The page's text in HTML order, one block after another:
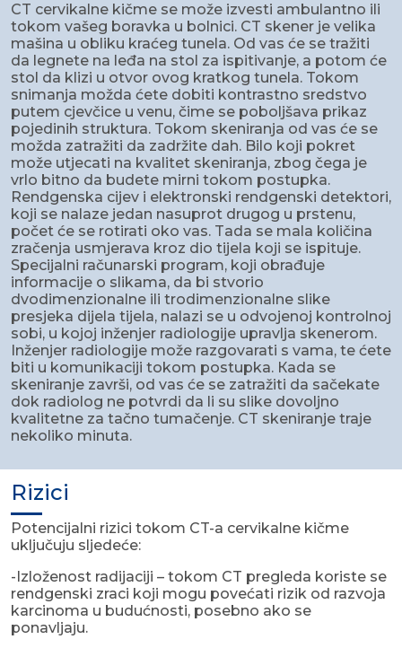
CT cervikalne kičme se može izvesti ambulantno ili
tokom vašeg boravka u bolnici. CT skener je velika
mašina u obliku kraćeg tunela. Od vas će se tražiti
da legnete na leđa na stol za ispitivanje, a potom će
stol da klizi u otvor ovog kratkog tunela. Tokom
snimanja možda ćete dobiti kontrastno sredstvo
putem cjevčice u venu, čime se poboljšava prikaz
pojedinih struktura. Tokom skeniranja od vas će se
možda zatražiti da zadržite dah. Bilo koji pokret
može utjecati na kvalitet skeniranja, zbog čega je
vrlo bitno da budete mirni tokom postupka.
Rendgenska cijev i elektronski rendgenski detektori,
koji se nalaze jedan nasuprot drugog u prstenu,
počet će se rotirati oko vas. Tada se mala količina
zračenja usmjerava kroz dio tijela koji se ispituje.
Specijalni računarski program, koji obrađuje
informacije o slikama, da bi stvorio
dvodimenzionalne ili trodimenzionalne slike
presjeka dijela tijela, nalazi se u odvojenoj kontrolnoj
sobi, u kojoj inženjer radiologije upravlja skenerom.
Inženjer radiologije može razgovarati s vama, te ćete
biti u komunikaciji tokom postupka. Кada se
skeniranje završi, od vas će se zatražiti da sačekate
dok radiolog ne potvrdi da li su slike dovoljno
kvalitetne za tačno tumačenje. CT skeniranje traje
nekoliko minuta.
Rizici
Potencijalni rizici tokom CT-a cervikalne kičme
uključuju sljedeće:
-Izloženost radijaciji – tokom CT pregleda koriste se
rendgenski zraci koji mogu povećati rizik od razvoja
karcinoma u budućnosti, posebno ako se
ponavljaju.